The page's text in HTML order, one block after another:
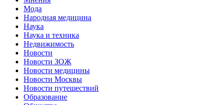
Мода
Народная медицина
Наука
Наука и техника
Недвижимость
Новости
Новости ЗОЖ
Новости медицины
Новости Москвы
Новости путешествий
Образование